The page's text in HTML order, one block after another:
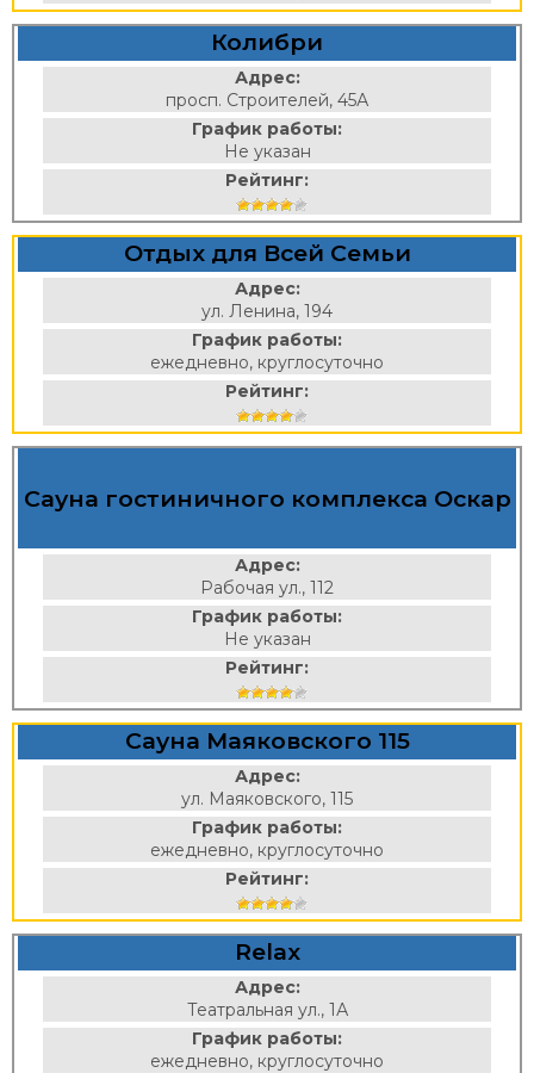
Колибри
Адрес:
просп. Строителей, 45А
График работы:
Не указан
Рейтинг:
Отдых для Всей Семьи
Адрес:
ул. Ленина, 194
График работы:
ежедневно, круглосуточно
Рейтинг:
Сауна гостиничного комплекса Оскар
Адрес:
Рабочая ул., 112
График работы:
Не указан
Рейтинг:
Сауна Маяковского 115
Адрес:
ул. Маяковского, 115
График работы:
ежедневно, круглосуточно
Рейтинг:
Relax
Адрес:
Театральная ул., 1А
График работы:
ежедневно, круглосуточно